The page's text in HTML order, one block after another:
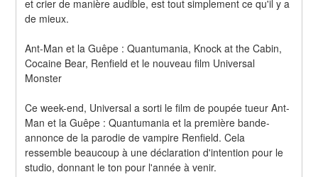
et crier de manière audible, est tout simplement ce qu'il y a
de mieux.
Ant-Man et la Guêpe : Quantumania, Knock at the Cabin,
Cocaine Bear, Renfield et le nouveau film Universal
Monster
Ce week-end, Universal a sorti le film de poupée tueur Ant-
Man et la Guêpe : Quantumania et la première bande-
annonce de la parodie de vampire Renfield. Cela
ressemble beaucoup à une déclaration d'intention pour le
studio, donnant le ton pour l'année à venir.